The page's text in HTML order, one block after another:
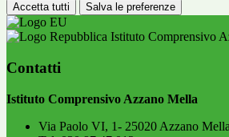
Accetta tutti Salva le preferenze
Istituto Comprensivo
Contatti
Istituto Comprensivo Azzano Mella
Via Paolo VI, 1- 25020 Azzano